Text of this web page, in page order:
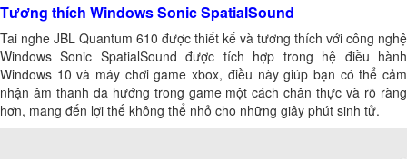
Tương thích Windows Sonic SpatialSound
Tai nghe JBL Quantum 610 được thiết kế và tương thích với công nghệ
Windows Sonic SpatialSound được tích hợp trong hệ điều hành
Windows 10 và máy chơi game xbox, điều này giúp bạn có thể cảm
nhận âm thanh đa hướng trong game một cách chân thực và rõ ràng
hơn, mang đến lợi thế không thể nhỏ cho những giây phút sinh tử.